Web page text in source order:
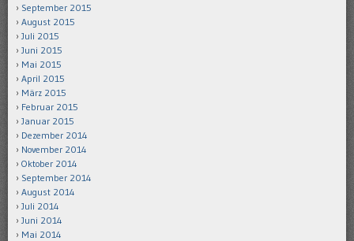
September 2015
August 2015
Juli 2015
Juni 2015
Mai 2015
April 2015
März 2015
Februar 2015
Januar 2015
Dezember 2014
November 2014
Oktober 2014
September 2014
August 2014
Juli 2014
Juni 2014
Mai 2014